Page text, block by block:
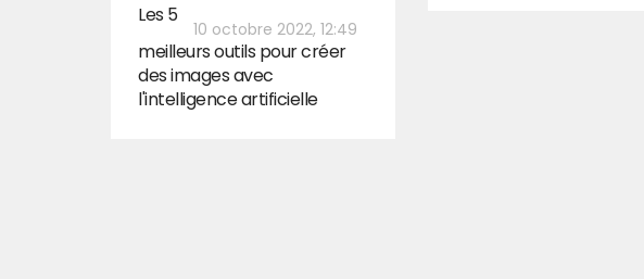
10 octobre 2022, 12:49
Les 5
meilleurs outils pour créer
des images avec
l'intelligence artificielle